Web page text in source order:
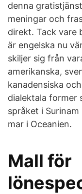
denna
meningar och
direkt. Tack vare
är engelska nu
skiljer sig från
amerikanska,
kanadensiska
dialektala former
språket i
mar i Oceanien.
Mall för